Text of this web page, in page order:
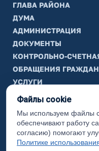
ГЛАВА РАЙОНА
ДУМА
АДМИНИСТРАЦИЯ
ДОКУМЕНТЫ
КОНТРОЛЬНО-
ОБРАЩЕНИЯ ГРАЖДАН
УСЛУГИ
ТИК
ИНФОРМАЦИЯ
Законодательная карта
Карта сайта
Файлы cookie
Мы используем файлы
обеспечивают работу
согласию) помогают
Политике